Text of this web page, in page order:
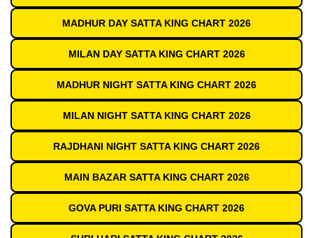
MADHUR DAY SATTA KING CHART 2026
MILAN DAY SATTA KING CHART 2026
MADHUR NIGHT SATTA KING CHART 2026
MILAN NIGHT SATTA KING CHART 2026
RAJDHANI NIGHT SATTA KING CHART 2026
MAIN BAZAR SATTA KING CHART 2026
GOVA PURI SATTA KING CHART 2026